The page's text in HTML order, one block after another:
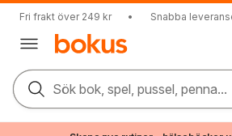
Fri frakt över 249 kr • Snabba
Sök bok, spel, pussel, penna...